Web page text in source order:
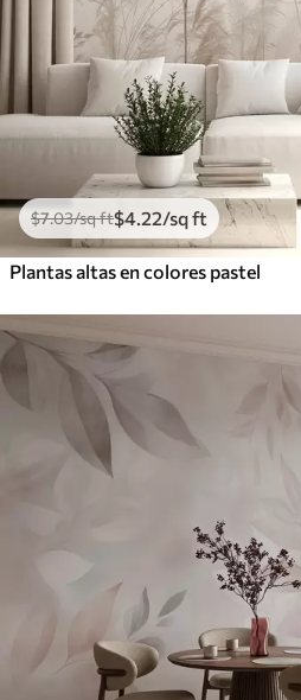
$7.03/sq ft$4 .22/sq ft
Plantas altas en colores pastel